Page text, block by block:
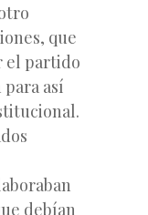
que
el partido
para así
debían